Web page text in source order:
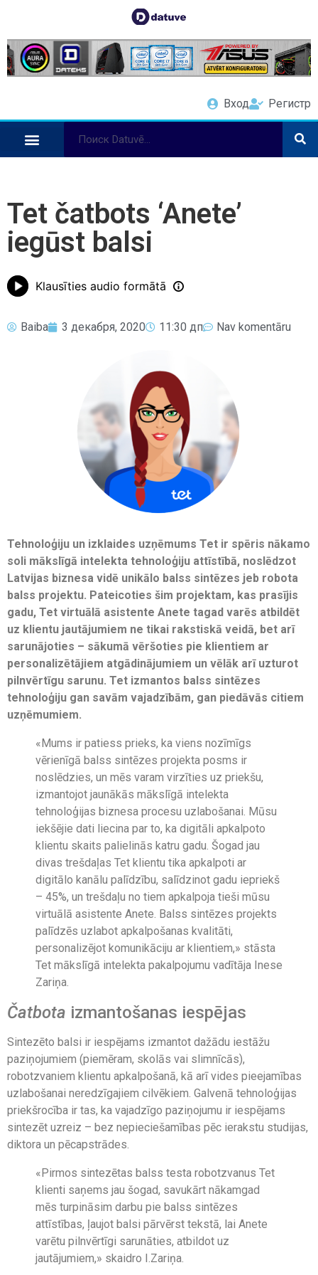
Вход Регистр
Tet čatbots ‘Anete’
iegūst balsi
Klausīties audio formātā
Baiba 3 декабря, 2020 11:30 дп Nav komentāru
Tehnoloģiju un izklaides uzņēmums Tet ir spēris nākamo
soli mākslīgā intelekta tehnoloģiju attīstībā, noslēdzot
Latvijas biznesa vidē unikālo balss sintēzes jeb robota
balss projektu. Pateicoties šim projektam, kas prasījis
gadu, Tet virtuālā asistente Anete tagad varēs atbildēt
uz klientu jautājumiem ne tikai rakstiskā veidā, bet arī
sarunājoties – sākumā vēršoties pie klientiem ar
personalizētājiem atgādinājumiem un vēlāk arī uzturot
pilnvērtīgu sarunu. Tet izmantos balss sintēzes
tehnoloģiju gan savām vajadzībām, gan piedāvās citiem
uzņēmumiem.
«Mums ir patiess prieks, ka viens nozīmīgs
vērienīgā balss sintēzes projekta posms ir
noslēdzies, un mēs varam virzīties uz priekšu,
izmantojot jaunākās mākslīgā intelekta
tehnoloģijas biznesa procesu uzlabošanai. Mūsu
iekšējie dati liecina par to, ka digitāli apkalpoto
klientu skaits palielinās katru gadu. Šogad jau
divas trešdaļas Tet klientu tika apkalpoti ar
digitālo kanālu palīdzību, salīdzinot gadu iepriekš
– 45%, un trešdaļu no tiem apkalpoja tieši mūsu
virtuālā asistente Anete. Balss sintēzes projekts
palīdzēs uzlabot apkalpošanas kvalitāti,
personalizējot komunikāciju ar klientiem,» stāsta
Tet mākslīgā intelekta pakalpojumu vadītāja Inese
Zariņa.
Čatbota izmantošanas iespējas
Sintezēto balsi ir iespējams izmantot dažādu iestāžu
paziņojumiem (piemēram, skolās vai slimnīcās),
robotzvaniem klientu apkalpošanā, kā arī vides pieejamības
uzlabošanai neredzīgajiem cilvēkiem. Galvenā tehnoloģijas
priekšrocība ir tas, ka vajadzīgo paziņojumu ir iespējams
sintezēt uzreiz – bez nepieciešamības pēc ierakstu studijas,
diktora un pēcapstrādes.
«Pirmos sintezētas balss testa robotzvanus Tet
klienti saņems jau šogad, savukārt nākamgad
mēs turpināsim darbu pie balss sintēzes
attīstības, ļaujot balsi pārvērst tekstā, lai Anete
varētu pilnvērtīgi sarunāties, atbildot uz
jautājumiem,» skaidro I.Zariņa.